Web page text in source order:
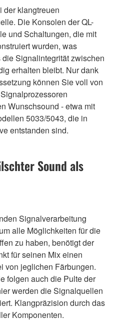
der klangtreuen
Die Konsolen der QL-
und Schaltungen, die mit
wurden, was
Signalintegrität zwischen
erhalten bleibt. Nur dank
können Sie voll von
Wunschsound - etwa mit
5033/5043, die in
entstanden sind.
Sound als
Signalverarbeitung
alle Möglichkeiten für die
zu haben, benötigt der
für seinen Mix einen
von jeglichen Färbungen.
folgen auch die Pulte der
werden die Signalquellen
Klangpräzision durch das
Komponenten.